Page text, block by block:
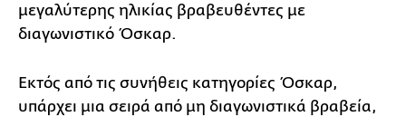
μεγαλύτερης ηλικίας βραβευθέντες με
διαγωνιστικό Όσκαρ.
Εκτός από τις συνήθεις κατηγορίες Όσκαρ,
υπάρχει μια σειρά από μη διαγωνιστικά βραβεία,